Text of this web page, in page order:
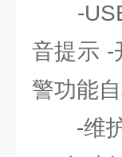
-
音提示 -
警功能
-维护